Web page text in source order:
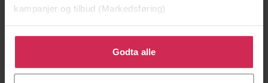
kampanjer og tilbud (Markedsføring)
Klikk på «Godta alle» for å gi oss ditt samtykke til å
bruke cookies for alle disse formålene. Du kan også
tilpasse ditt samtykke til spesifikke formål ved å klikke
Godta alle
Bebe Oliver(forfatter)
Forlag Magabala Books